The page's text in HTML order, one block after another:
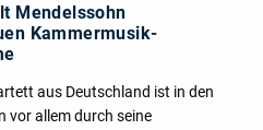
Mendelssohn
Kammermusik-
aus Deutschland ist in den
vor allem durch seine